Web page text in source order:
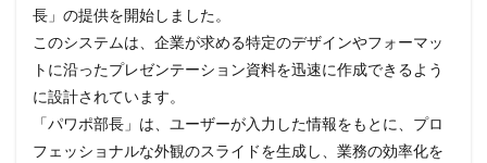
長」の提供を開始しました。
このシステムは、企業が求める特定のデザインやフォーマッ
トに沿ったプレゼンテーション資料を迅速に作成できるよう
に設計されています。
「パワポ部長」は、ユーザーが入力した情報をもとに、プロ
フェッショナルな外観のスライドを生成し、業務の効率化を